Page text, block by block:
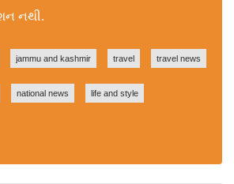
નથી.
jammu and kashmir travel travel news
national news life and style